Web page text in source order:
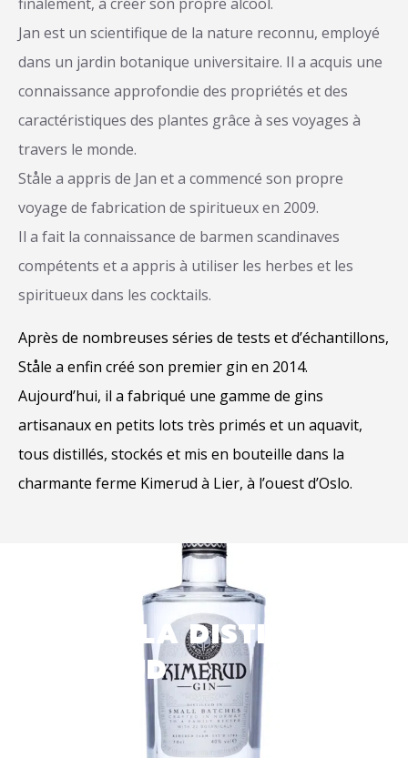
Jan est un scientifique de la nature reconnu, employé
dans un jardin botanique universitaire. Il a acquis une
connaissance approfondie des propriétés et des
caractéristiques des plantes grâce à ses voyages à
travers le monde.
Ståle a appris de Jan et a commencé son propre
voyage de fabrication de spiritueux en 2009.
Il a fait la connaissance de barmen scandinaves
compétents et a appris à utiliser les herbes et les
spiritueux dans les cocktails.
Après de nombreuses séries de tests et d’échantillons,
Ståle a enfin créé son premier gin en 2014.
Aujourd’hui, il a fabriqué une gamme de gins
artisanaux en petits lots très primés et un aquavit,
tous distillés, stockés et mis en bouteille dans la
charmante ferme Kimerud à Lier, à l’ouest d’Oslo.
GIN DE LA DISTILLERIE
KIMERUD